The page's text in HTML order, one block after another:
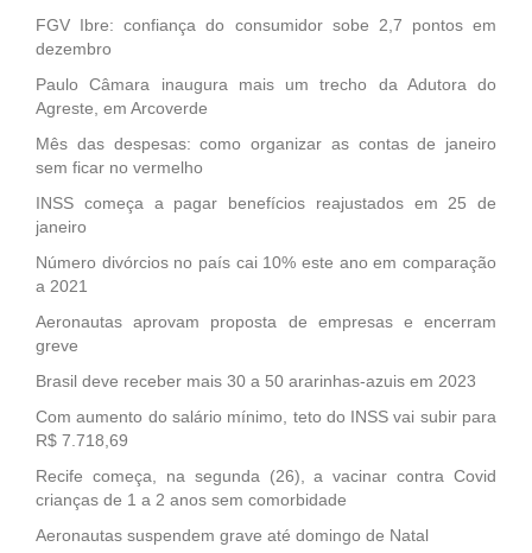
FGV Ibre: confiança do consumidor sobe 2,7 pontos em
dezembro
Paulo Câmara inaugura mais um trecho da Adutora do
Agreste, em Arcoverde
Mês das despesas: como organizar as contas de janeiro
sem ficar no vermelho
INSS começa a pagar benefícios reajustados em 25 de
janeiro
Número divórcios no país cai 10% este ano em comparação
a 2021
Aeronautas aprovam proposta de empresas e encerram
greve
Brasil deve receber mais 30 a 50 ararinhas-azuis em 2023
Com aumento do salário mínimo, teto do INSS vai subir para
R$ 7.718,69
Recife começa, na segunda (26), a vacinar contra Covid
crianças de 1 a 2 anos sem comorbidade
Aeronautas suspendem grave até domingo de Natal